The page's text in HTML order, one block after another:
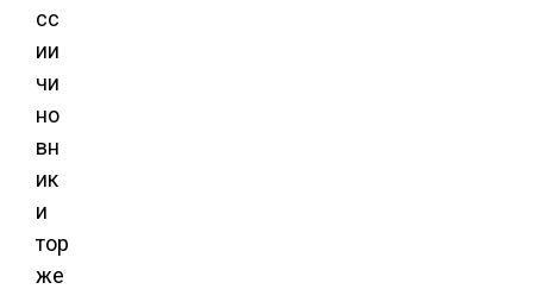
сс
ии
чи
но
вн
ик
и
тор
же